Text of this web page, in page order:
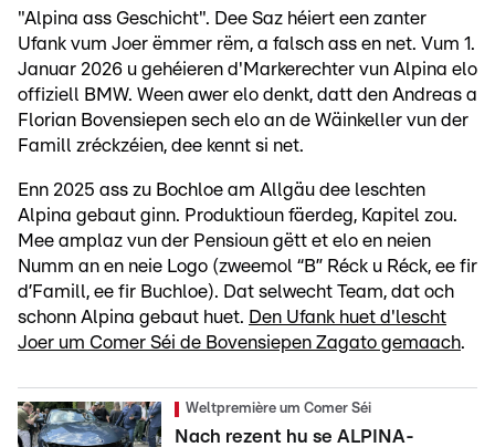
"Alpina ass Geschicht". Dee Saz héiert een zanter
Ufank vum Joer ëmmer rëm, a falsch ass en net. Vum 1.
Januar 2026 u gehéieren d'Markerechter vun Alpina elo
offiziell BMW. Ween awer elo denkt, datt den Andreas a
Florian Bovensiepen sech elo an de Wäinkeller vun der
Famill zréckzéien, dee kennt si net.
Enn 2025 ass zu Bochloe am Allgäu dee leschten
Alpina gebaut ginn. Produktioun fäerdeg, Kapitel zou.
Mee amplaz vun der Pensioun gëtt et elo en neien
Numm an en neie Logo (zweemol “B” Réck u Réck, ee fir
d’Famill, ee fir Buchloe). Dat selwecht Team, dat och
schonn Alpina gebaut huet. Den Ufank huet d'lescht
Joer um Comer Séi de Bovensiepen Zagato gemaach.
Weltpremière um Comer Séi
Nach rezent hu se ALPINA-